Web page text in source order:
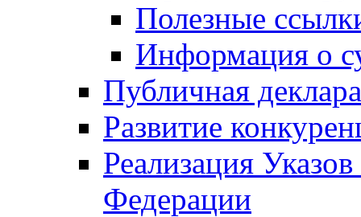
Полезные
Информация о
Публичная
Развитие
Реализация
Федерации